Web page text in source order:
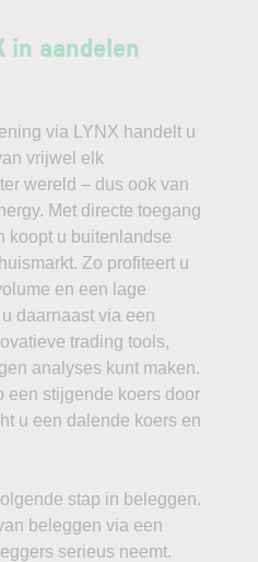
in aandelen
via LYNX handelt u
vrijwel elk
wereld – dus ook van
Met directe toegang
koopt u buitenlandse
Zo profiteert u
en een lage
daarnaast via een
trading tools,
analyses kunt maken.
een stijgende koers door
u een dalende koers en
stap in beleggen.
beleggen via een
serieus neemt.